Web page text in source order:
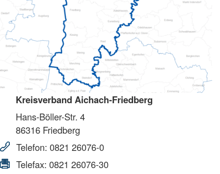
Kreisverband Aichach-Friedberg
Hans-Böller-Str. 4
86316 Friedberg
Telefon: 0821 26076-0
Telefax: 0821 26076-30